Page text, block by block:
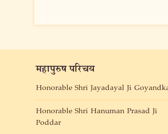
महापुरुष परिचय
Honorable Shri Jayadayal Ji
Honorable Shri Hanuman Prasad Ji
Poddar